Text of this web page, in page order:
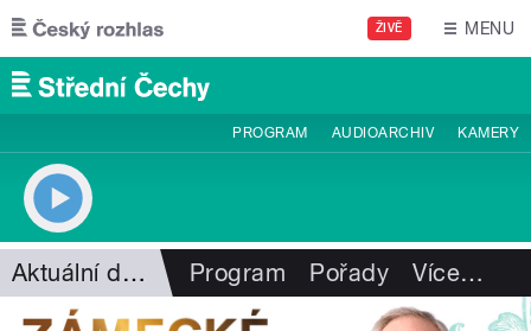
Přejít k hlavnímu obsahu
ŽIVĚ MENU
PROGRAM AUDIOARCHIV KAMERY
Aktuální dění Program Pořady Více…